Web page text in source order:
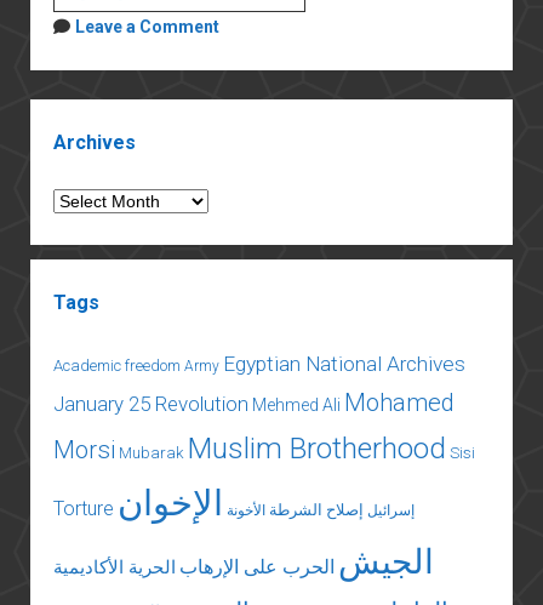
برج
كمنتجع
سياحي
Leave a Comment
Archives
Archives
Tags
Academic freedom Army Egyptian National Archives
January 25 Revolution Mehmed Ali Mohamed
Morsi Mubarak Muslim Brotherhood Sisi
Torture إسرائيل إصلاح الشرطة الأخونة الإخوان
الجيش الحرب على الإرهاب الحرية الأكاديمية